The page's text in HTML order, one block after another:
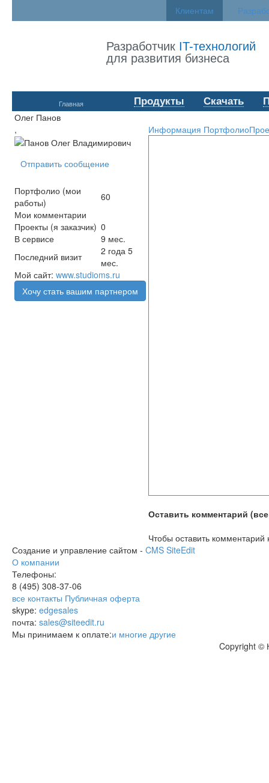
Клиентам
Разработчик IT-технологий
для развития бизнеса
Главная Продукты Скачать
Олег Панов
,
Информация Портфолио
Отправить сообщение
Портфолио (мои
работы)
60
Мои комментарии
Проекты (я заказчик) 0
В сервисе
9 мес.
Последний визит
2 года 5
мес.
Мой сайт: www.studioms.ru
Хочу стать вашим партнером
Оставить комментарий
Чтобы оставить комментарий
Создание и управление сайтом - CMS SiteEdit
О компании
Телефоны:
8 (495) 308-37-06
все контакты Публичная оферта
skype: edgesales
почта: sales@siteedit.ru
Мы принимаем к оплате:и многие другие
Copyright ©